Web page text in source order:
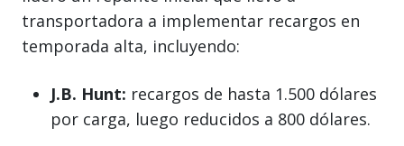
transportadora a implementar recargos en
temporada alta, incluyendo:
J.B. Hunt: recargos de hasta 1.500 dólares
por carga, luego reducidos a 800 dólares.